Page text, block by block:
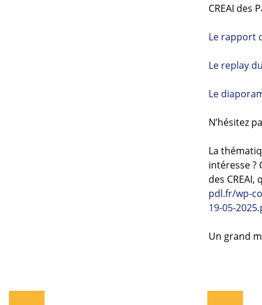
CREAI des
Le rapport
Le replay
Le
N’hésitez
La
intéresse ?
des
pdl.fr/wp-
19-05-
Un grand